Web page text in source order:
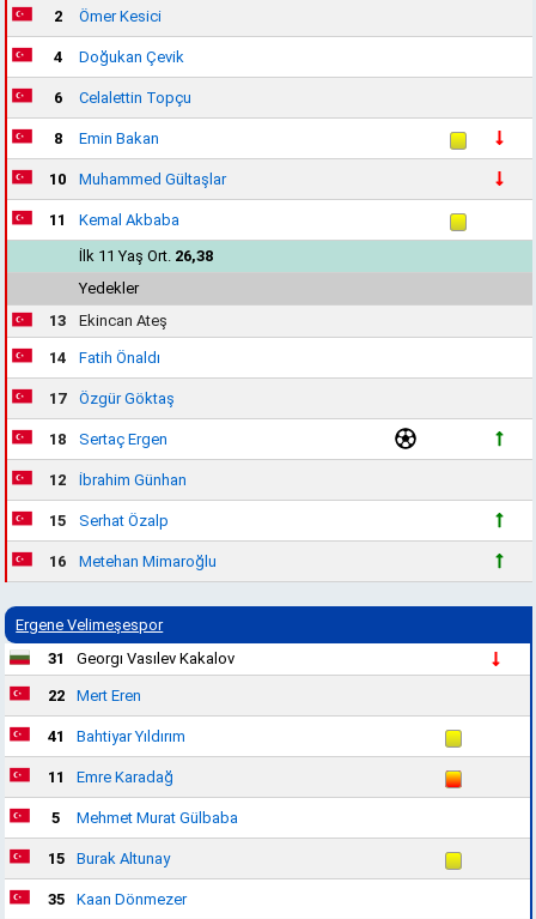
2 Ömer Kesici
4 Doğukan Çevik
6 Celalettin Topçu
8 Emin Bakan
10 Muhammed Gültaşlar
11
Kemal Akbaba
İlk 11 Yaş Ort. 26,38
Yedekler
13
Ekincan Ateş
14 Fatih Önaldı
17 Özgür Göktaş
18 Sertaç Ergen
12 İbrahim Günhan
15 Serhat Özalp
16 Metehan Mimaroğlu
Ergene Velimeşespor
31
Georgı Vasılev Kakalov
22 Mert Eren
41 Bahtiyar Yıldırım
11 Emre Karadağ
5 Mehmet Murat Gülbaba
15 Burak Altunay
35 Kaan Dönmezer